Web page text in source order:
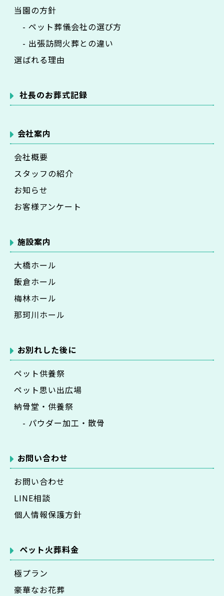
当園の方針
- ペット葬儀会社の選び方
- 出張訪問火葬との違い
選ばれる理由
社長のお葬式記録
会社案内
会社概要
スタッフの紹介
お知らせ
お客様アンケート
施設案内
大橋ホール
飯倉ホール
梅林ホール
那珂川ホール
お別れした後に
ペット供養祭
ペット思い出広場
納骨堂・供養祭
- パウダー加工・散骨
お問い合わせ
お問い合わせ
LINE相談
個人情報保護方針
ペット火葬料金
極プラン
豪華なお花葬